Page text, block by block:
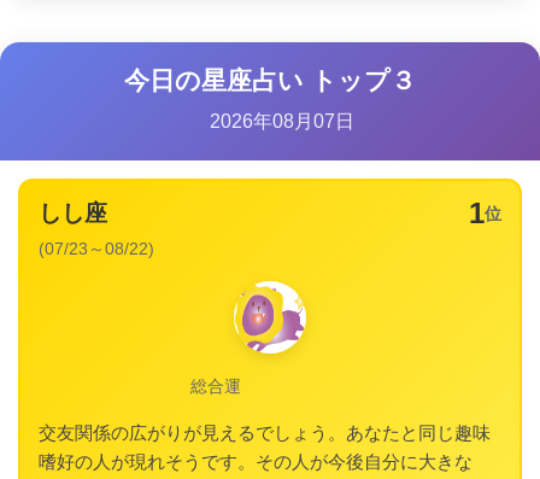
今日の星座占い トップ３
2026年08月07日
1位
しし座
(07/23～08/22)
総合運
交友関係の広がりが見えるでしょう。あなたと同じ趣味
嗜好の人が現れそうです。その人が今後自分に大きな